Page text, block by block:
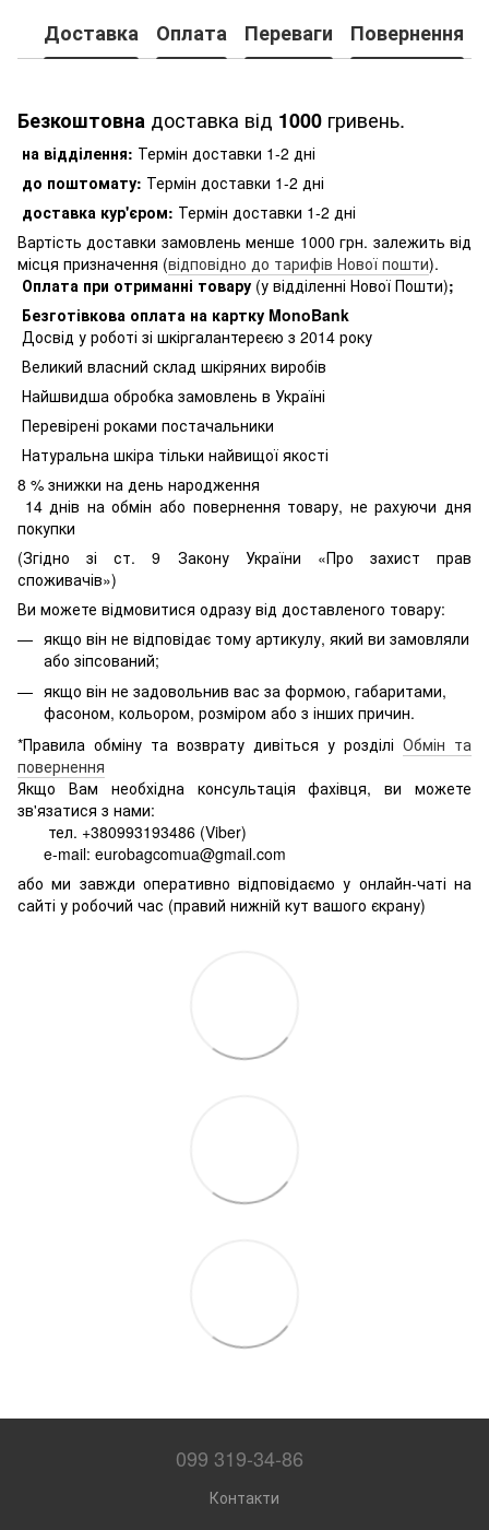
Доставка Оплата Переваги Повернення
Безкоштовна доставка від 1000 гривень.
на відділення: Термін доставки 1-2 дні
до поштомату: Термін доставки 1-2 дні
доставка кур'єром: Термін доставки 1-2 дні
Вартість доставки замовлень менше 1000 грн. залежить від
місця призначення (відповідно до тарифів Нової пошти).
Оплата при отриманні товару (у відділенні Нової Пошти);
Безготівкова оплата на картку MonoBank
Досвід у роботі зі шкіргалантереєю з 2014 року
Великий власний склад шкіряних виробів
Найшвидша обробка замовлень в Україні
Перевірені роками постачальники
Натуральна шкіра тільки найвищої якості
8 % знижки на день народження
14 днів на обмін або повернення товару, не рахуючи дня
покупки
(Згідно зі ст. 9 Закону України «Про захист прав
споживачів»)
Ви можете відмовитися одразу від доставленого товару:
якщо він не відповідає тому артикулу, який ви замовляли
або зіпсований;
якщо він не задовольнив вас за формою, габаритами,
фасоном, кольором, розміром або з інших причин.
*Правила обміну та возврату дивіться у розділі Обмін та
повернення
Якщо Вам необхідна консультація фахівця, ви можете
зв'язатися з нами:
тел. +380993193486 (Viber)
e-mail: eurobagcomua@gmail.com
або ми завжди оперативно відповідаємо у онлайн-чаті на
сайті у робочий час (правий нижній кут вашого єкрану)
099 319-34-86
Контакти